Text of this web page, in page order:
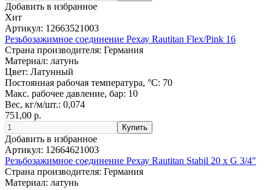
Добавить в избранное
Хит
Артикул: 12663521003
Резьбозажимное соединение Рехау Rautitan Flex/Pink 16
Страна производителя: Германия
Материал: латунь
Цвет: Латунный
Постоянная рабочая температура, °C: 70
Макс. рабочее давление, бар: 10
Вес, кг/м/шт.: 0,074
751,00 р.
Добавить в избранное
Артикул: 12664621003
Резьбозажимное соединение Рехау Rautitan Stabil 20 x G 3/4"
Страна производителя: Германия
Материал: латунь